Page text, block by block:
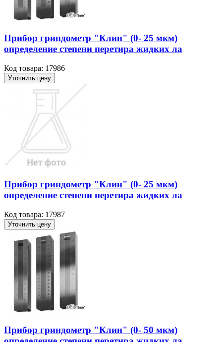
Прибор гриндометр "Клин" (0- 25 мкм)
определение степени перетира жидких ла
Код товара: 17986
Уточнить цену
Прибор гриндометр "Клин" (0- 25 мкм)
определение степени перетира жидких ла
Код товара: 17987
Уточнить цену
Прибор гриндометр "Клин" (0- 50 мкм)